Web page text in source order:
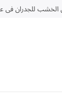
للجدران في عجمان